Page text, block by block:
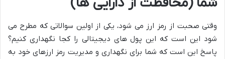
وقتی صحبت از رمز ارز می شود، یکی از اولین سوالاتی که مطرح می
شود این است که این پول های دیجیتالی را کجا نگهداری کنیم؟
پاسخ این است که شما برای نگهداری و مدیریت رمز ارزهای خود به